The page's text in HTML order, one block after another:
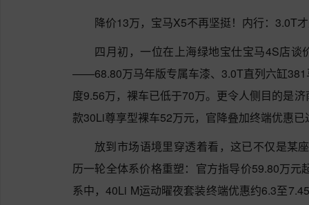
降价13万，宝马X5不再坚挺！内行：3.0T
四月初，一位在上海绿地宝仕宝马4S店
——68.80万马年版专属车漆、3.0T直列六缸
度9.56万，裸车已低于70万。更令人侧目的是
款30Li尊享型裸车52万元，官降叠加终端优惠已
放到市场语境里穿透着看，这已不仅是某
历一轮全体系价格重塑：官方指导价59.80万
系中，40Li M运动曜夜套装终端优惠约6.3至